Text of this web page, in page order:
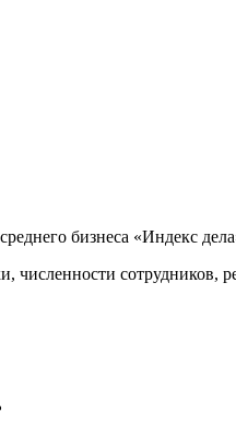
бизнеса «Индекс
сотрудников,